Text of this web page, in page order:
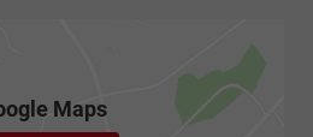
Maps